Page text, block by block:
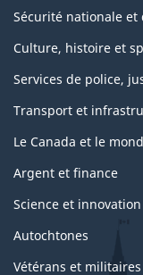
Sécurité nationale et
Culture, histoire et
Services de police,
Transport et
Le Canada et le
Argent et finance
Science et innovation
Autochtones
Vétérans et militaires